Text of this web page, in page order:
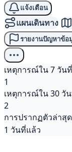
แจ้งเตือน
แผนเดินทาง
รายงานปัญหาข้อ
เหตุการณ์ใน 7 วัน
1
เหตุการณ์ใน 30 วั
2
การปรากฏตัวล่าสุด
1 วันที่แล้ว